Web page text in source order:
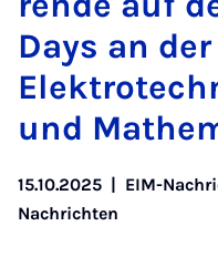
Days an
und
15.10.2025 | EIM-
Nachrichten